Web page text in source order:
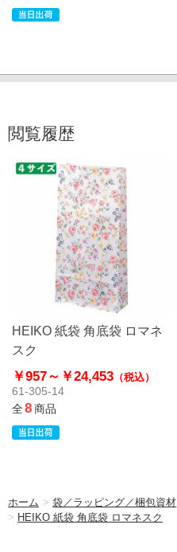
閲覧履歴
HEIKO 紙袋 角底袋 ロマネ
スク
￥957～ ￥24,453 （税込）
61-305-14
全8商品
ホーム >袋／ラッピング／梱包資材
> HEIKO 紙袋 角底袋 ロマネスク